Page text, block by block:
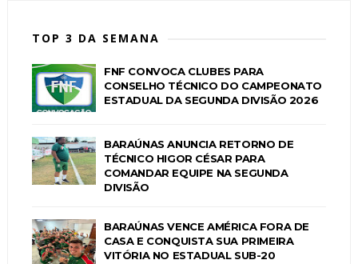
TOP 3 DA SEMANA
FNF CONVOCA CLUBES PARA
CONSELHO TÉCNICO DO CAMPEONATO
ESTADUAL DA SEGUNDA DIVISÃO 2026
BARAÚNAS ANUNCIA RETORNO DE
TÉCNICO HIGOR CÉSAR PARA
COMANDAR EQUIPE NA SEGUNDA
DIVISÃO
BARAÚNAS VENCE AMÉRICA FORA DE
CASA E CONQUISTA SUA PRIMEIRA
VITÓRIA NO ESTADUAL SUB-20